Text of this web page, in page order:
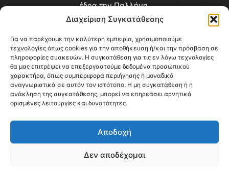
Διαχείριση Συγκατάθεσης
Για να παρέχουμε την καλύτερη εμπειρία, χρησιμοποιούμε
τεχνολογίες όπως cookies για την αποθήκευση ή/και την πρόσβαση σε
πληροφορίες συσκευών. Η συγκατάθεση για τις εν λόγω τεχνολογίες
θα μας επιτρέψει να επεξεργαστούμε δεδομένα προσωπικού
χαρακτήρα, όπως συμπεριφορά περιήγησης ή μοναδικά
αναγνωριστικά σε αυτόν τον ιστότοπο. Η μη συγκατάθεση ή η
ανάκληση της συγκατάθεσης, μπορεί να επηρεάσει αρνητικά
ορισμένες λειτουργίες και δυνατότητες.
Αποδοχή
Δεν αποδέχομαι
έδρα την Παλλήνη.
Επικοινωνία:info@neologosattikis.gr
ΑΚΟΛΟΥΘΗΣΕ ΜΑΣ
Videos Όροι Χρήσης